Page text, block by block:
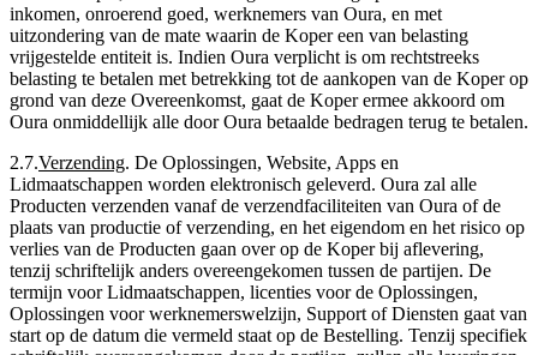
inkomen, onroerend goed, werknemers van Oura, en met
uitzondering van de mate waarin de Koper een van belasting
vrijgestelde entiteit is. Indien Oura verplicht is om rechtstreeks
belasting te betalen met betrekking tot de aankopen van de Koper op
grond van deze Overeenkomst, gaat de Koper ermee akkoord om
Oura onmiddellijk alle door Oura betaalde bedragen terug te betalen.
2.7.Verzending. De Oplossingen, Website, Apps en
Lidmaatschappen worden elektronisch geleverd. Oura zal alle
Producten verzenden vanaf de verzendfaciliteiten van Oura of de
plaats van productie of verzending, en het eigendom en het risico op
verlies van de Producten gaan over op de Koper bij aflevering,
tenzij schriftelijk anders overeengekomen tussen de partijen. De
termijn voor Lidmaatschappen, licenties voor de Oplossingen,
Oplossingen voor werknemerswelzijn, Support of Diensten gaat van
start op de datum die vermeld staat op de Bestelling. Tenzij specifiek